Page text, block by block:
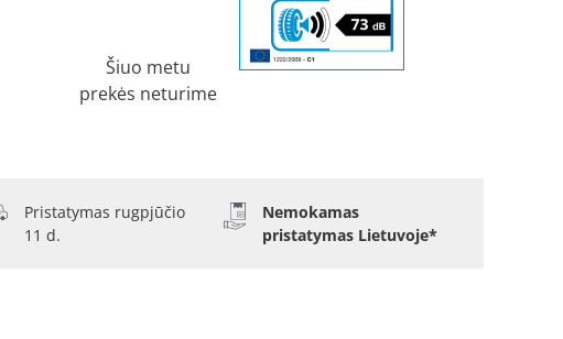
Šiuo metu
prekės neturime
Pristatymas rugpjūčio
11 d.
Nemokamas
pristatymas Lietuvoje*